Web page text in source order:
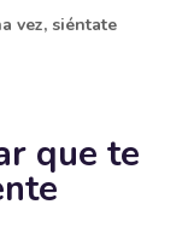
vez, siéntate
que te